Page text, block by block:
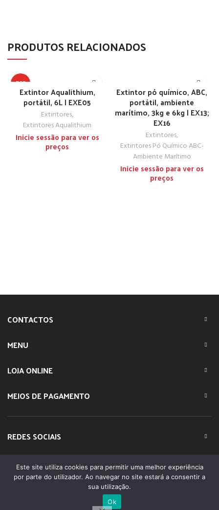
PRODUTOS RELACIONADOS
TOP
Extintor Aqualithium,
portátil, 6L | EXE05
Extintores,
Extintores Aqualithium
Inicie sessão para ver os
preços
Extintor pó químico, ABC,
portátil, ambiente
marítimo, 3kg e 6kg | EX13;
EX16
Extintores,
Extintores Pó Químico ABC-
Ambiente Marítimo
Inicie sessão para ver os
preços
CONTACTOS
MENU
LOJA ONLINE
MEIOS DE PAGAMENTO
REDES SOCIAIS
© 2023 IMPARTE. All Rights Reserved. Desenvolvido por
DOMINIOS.PT
0
Este site utiliza cookies para permitir uma melhor experiência
por parte do utilizador. Ao navegar no site estará a consentir a
sua utilização.
Ok